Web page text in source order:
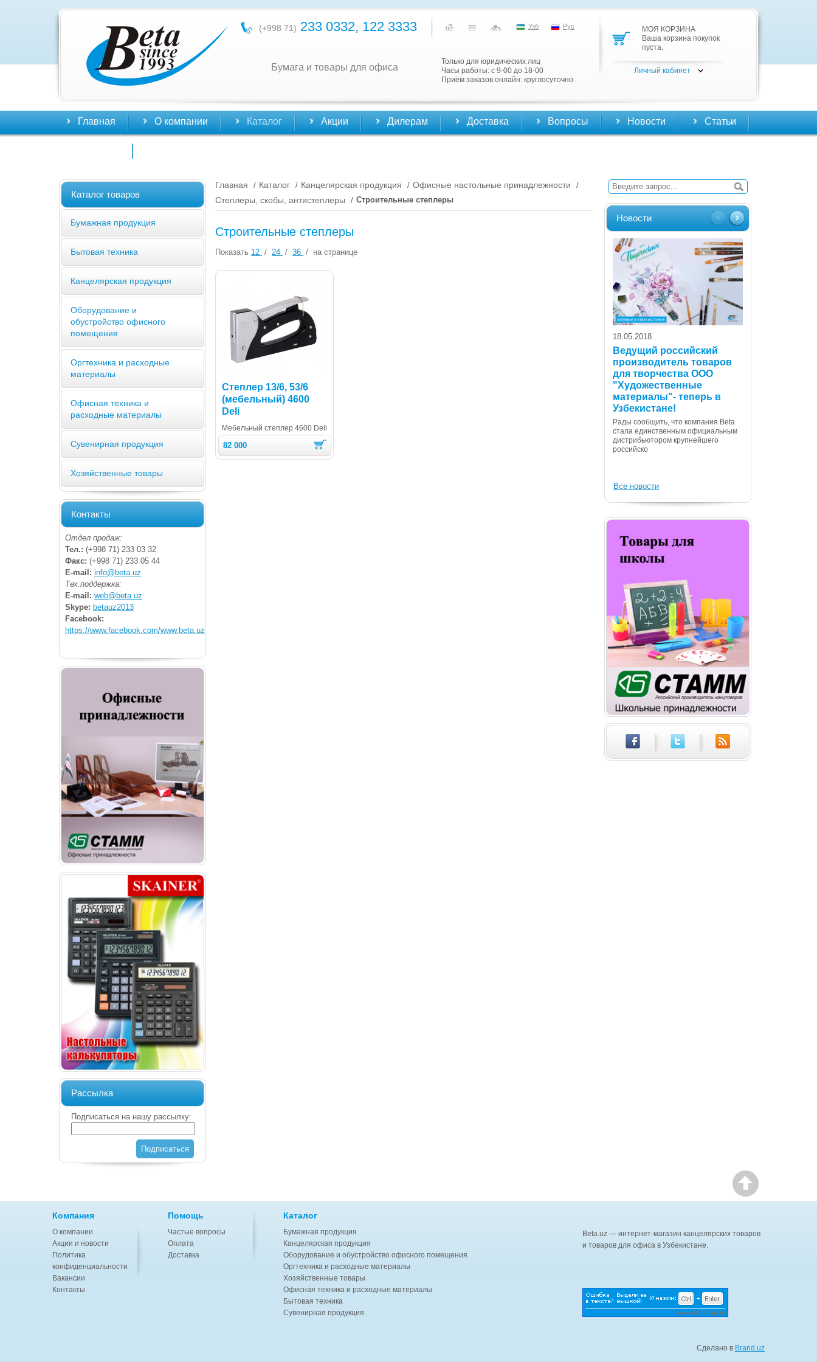
(+998 71) 233 0332, 122 3333 Узб Рус
Бумага и товары для офиса
Только для юридических лиц
Часы работы: с 9-00 до 18-00
Приём заказов онлайн: круглосуточно
МОЯ КОРЗИНА
Ваша корзина покупок
пуста.
Личный кабинет
Главная О компании Каталог Акции Дилерам Доставка Вопросы Новости Статьи
Каталог товаров
Бумажная продукция
Бытовая техника
Канцелярская продукция
Оборудование и
обустройство офисного
помещения
Оргтехника и расходные
материалы
Офисная техника и
расходные материалы
Сувенирная продукция
Хозяйственные товары
Контакты
Отдел продаж:
Тел.: (+998 71) 233 03 32
Факс: (+998 71) 233 05 44
E-mail: info@beta.uz
Тех.поддержка:
E-mail: web@beta.uz
Skype: betauz2013
Facebook:
https://www.facebook.com/www.beta.uz
Рассылка
Подписаться на нашу рассылку:
Подписаться
Главная / Каталог / Канцелярская продукция / Офисные настольные принадлежности /
Степлеры, скобы, антистеплеры / Строительные степлеры
Строительные степлеры
Показать 12 / 24 / 36 / на странице
Степлер 13/6, 53/6
(мебельный) 4600
Deli
Мебельный степлер 4600 Deli
82 000
Новости
18.05.2018
Ведущий российский
производитель товаров
для творчества ООО
"Художественные
материалы"- теперь в
Узбекистане!
Рады сообщить, что компания Beta
стала единственным официальным
дистрибьютором крупнейшего
российско
Все новости
Компания
О компании
Акции и новости
Политика
конфиденциальности
Вакансии
Контакты
Помощь
Частые вопросы
Оплата
Доставка
Каталог
Бумажная продукция
Канцелярская продукция
Оборудование и обустройство офисного помещения
Оргтехника и расходные материалы
Хозяйственные товары
Офисная техника и расходные материалы
Бытовая техника
Сувенирная продукция
Beta.uz — интернет-магазин канцелярских товаров
и товаров для офиса в Узбекистане.
Сделано в Brand.uz